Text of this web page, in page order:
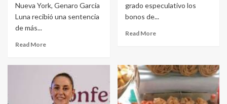
Nueva York, Genaro García
Luna recibió una sentencia
de más...
Read More
grado especulativo los
bonos de...
Read More